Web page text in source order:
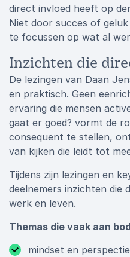
direct invloed heeft op
Niet door succes of
te focussen op wat al
Inzichten die
De lezingen van Daan
en praktisch. Geen
ervaring die mensen
gaat er goed? vormt de
consequent te stellen,
van kijken die leidt tot
Tijdens zijn lezingen en
deelnemers inzichten die
werk en leven.
Themas die vaak aan
mindset en